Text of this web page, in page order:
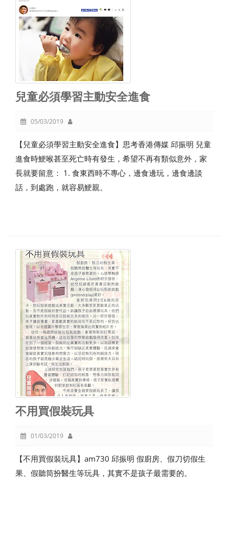
兒童必須學習主動安全進食
05/03/2019
【兒童必須學習主動安全進食】思考香港傳媒 邱振明 兒童
進食時鯁喉甚至死亡時有發生，希望不再有類似意外，家
長就要留意： 1. 食東西時不專心，邊食邊玩，邊食邊談
話，到處跑，就容易鯁親。
不用買假裝玩具
01/03/2019
【不用買假裝玩具】am730 邱振明 假廚房、假刀切假生
果、假聽筒扮醫生等玩具，其實不是孩子最需要的。